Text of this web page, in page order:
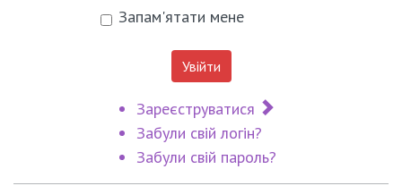
Запам'ятати мене
Увійти
Зареєструватися
Забули свій логін?
Забули свій пароль?